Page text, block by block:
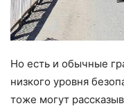
Но есть и обычные
низкого уровня
тоже могут